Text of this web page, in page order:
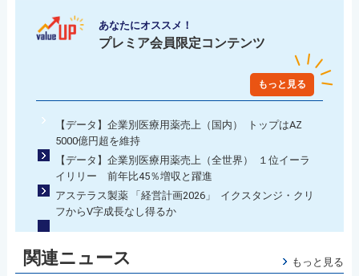
あなたにオススメ！
プレミア会員限定コンテンツ
もっと見る
【データ】企業別医療用薬売上（国内） トップはAZ
5000億円超を維持
【データ】企業別医療用薬売上（全世界） １位イーラ
イリリー 前年比45％増収と躍進
アステラス製薬 「経営計画2026」 イクスタンジ・クリ
フからV字成長なし得るか
関連ニュース もっと見る